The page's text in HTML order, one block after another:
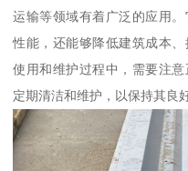
运输等领域有着广泛的应用
性能，还能够降低建筑成本
使用和维护过程中，需要注
定期清洁和维护，以保持其良